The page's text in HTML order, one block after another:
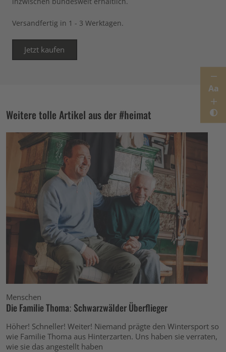
Aa
Versandfertig in 1 - 3 Werktagen.
Jetzt kaufen
Weitere tolle Artikel aus der #heimat
Menschen
Die Familie Thoma: Schwarzwälder Überflieger
Höher! Schneller! Weiter! Niemand prägte den Wintersport so
wie Familie Thoma aus Hinterzarten. Uns haben sie verraten,
wie sie das angestellt haben